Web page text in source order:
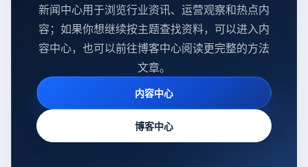
新闻中心用于浏览行业资讯、运营观察和热点内
容；如果你想继续按主题查找资料，可以进入内
容中心，也可以前往博客中心阅读更完整的方法
文章。
内容中心
博客中心